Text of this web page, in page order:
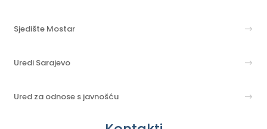
Sjedište Mostar
Uredi Sarajevo
Ured za odnose s javnošću